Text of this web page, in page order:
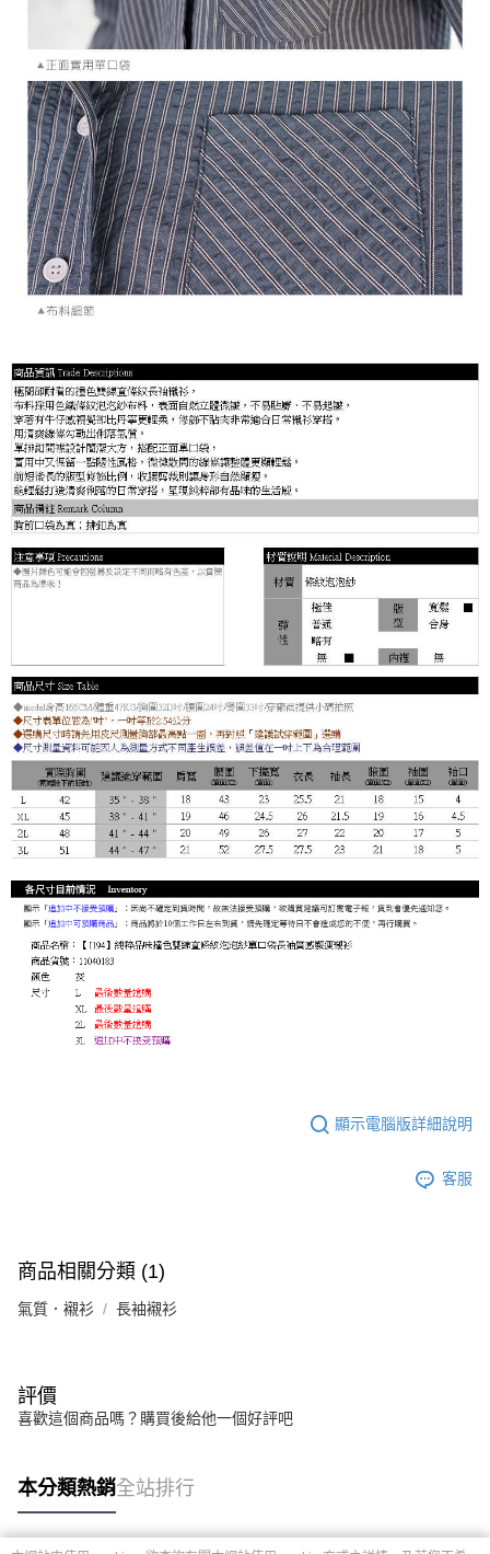
顯示電腦版詳細說明
客服
商品相關分類 (1)
氣質．襯衫 長袖襯衫
評價
喜歡這個商品嗎？購買後給他一個好評吧
本分類熱銷全站排行